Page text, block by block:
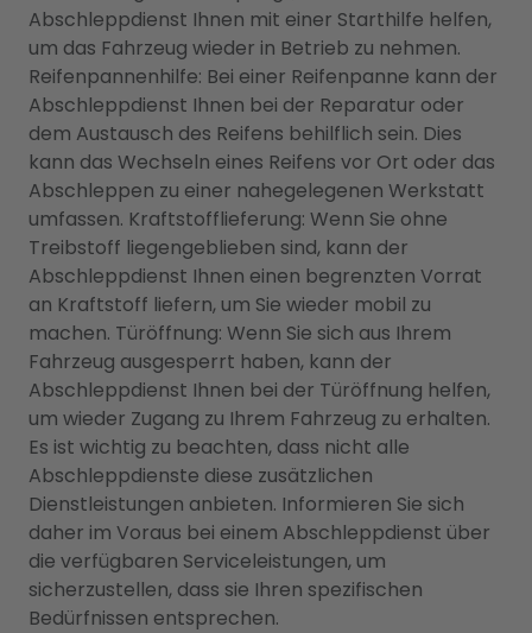
Abschleppdienst Ihnen mit einer Starthilfe helfen,
um das Fahrzeug wieder in Betrieb zu nehmen.
Reifenpannenhilfe: Bei einer Reifenpanne kann der
Abschleppdienst Ihnen bei der Reparatur oder
dem Austausch des Reifens behilflich sein. Dies
kann das Wechseln eines Reifens vor Ort oder das
Abschleppen zu einer nahegelegenen Werkstatt
umfassen. Kraftstofflieferung: Wenn Sie ohne
Treibstoff liegengeblieben sind, kann der
Abschleppdienst Ihnen einen begrenzten Vorrat
an Kraftstoff liefern, um Sie wieder mobil zu
machen. Türöffnung: Wenn Sie sich aus Ihrem
Fahrzeug ausgesperrt haben, kann der
Abschleppdienst Ihnen bei der Türöffnung helfen,
um wieder Zugang zu Ihrem Fahrzeug zu erhalten.
Es ist wichtig zu beachten, dass nicht alle
Abschleppdienste diese zusätzlichen
Dienstleistungen anbieten. Informieren Sie sich
daher im Voraus bei einem Abschleppdienst über
die verfügbaren Serviceleistungen, um
sicherzustellen, dass sie Ihren spezifischen
Bedürfnissen entsprechen.